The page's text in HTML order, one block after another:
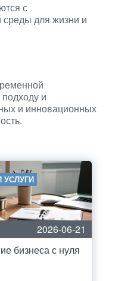
с
среды для жизни и
и
и инновационных
2026-06-21
бизнеса с нуля